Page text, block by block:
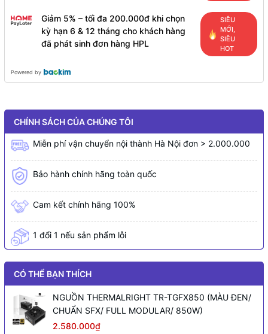
Giảm 5% – tối đa 200.000đ khi chọn
kỳ hạn 6 & 12 tháng cho khách hàng
đã phát sinh đơn hàng HPL
SIÊU
MỚI,
SIÊU
HOT
Powered by
CHÍNH SÁCH CỦA CHÚNG TÔI
Miễn phí vận chuyển nội thành Hà Nội đơn > 2.000.000
Bảo hành chính hãng toàn quốc
Cam kết chính hãng 100%
1 đổi 1 nếu sản phẩm lỗi
CÓ THỂ BẠN THÍCH
NGUỒN THERMALRIGHT TR-TGFX850 (MÀU ĐEN/
CHUẨN SFX/ FULL MODULAR/ 850W)
2.580.000₫